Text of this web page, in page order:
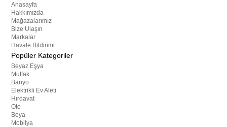
Anasayfa
Hakkımızda
Mağazalarımız
Bize Ulaşın
Markalar
Havale Bildirimi
Popüler Kategoriler
Beyaz Eşya
Mutfak
Banyo
Elektrikli Ev Aleti
Hırdavat
Oto
Boya
Mobilya